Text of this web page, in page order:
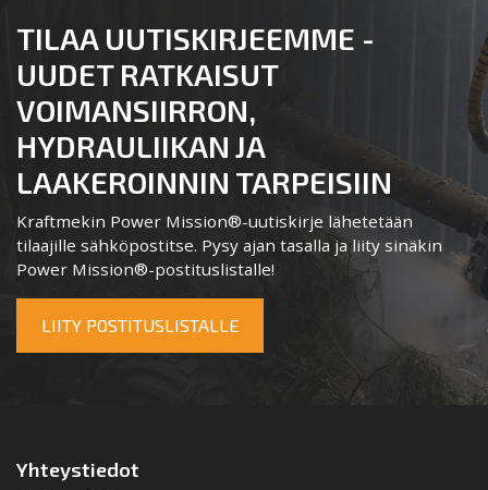
TILAA UUTISKIRJEEMME -
UUDET RATKAISUT
VOIMANSIIRRON,
HYDRAULIIKAN JA
LAAKEROINNIN TARPEISIIN
Kraftmekin Power Mission®-uutiskirje lähetetään
tilaajille sähköpostitse. Pysy ajan tasalla ja liity sinäkin
Power Mission®-postituslistalle!
LIITY POSTITUSLISTALLE
Yhteystiedot